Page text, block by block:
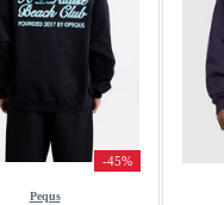
-45%
Pequs